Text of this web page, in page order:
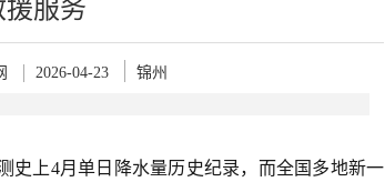
援服务
2026-04-23 锦州
史上4月单日降水量历史纪录，而全国多地新一